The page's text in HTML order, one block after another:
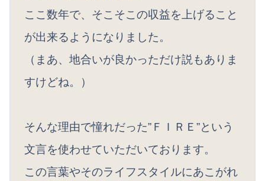
ここ数年で、そこそこの収益を上げること
が出来るようになりました。
（まあ、地合いが良かっただけ説もありま
すけどね。）
そんな理由で憧れだった”ＦＩＲＥ”という
文言を使わせていただいております。
この言葉やそのライフスタイルにあこがれ